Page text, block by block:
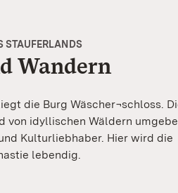
STAUFERLANDS
Wandern
die Burg Wäscher¬schloss.
von idyllischen Wäldern
Kulturliebhaber. Hier wird die
lebendig.